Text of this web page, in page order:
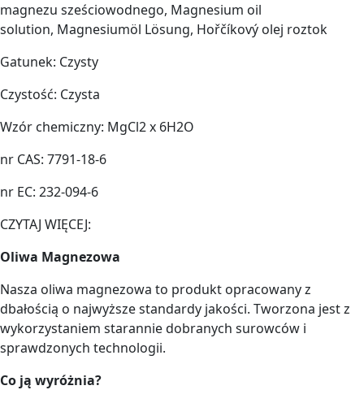
magnezu sześciowodnego, Magnesium oil
solution, Magnesiumöl Lösung, Hořčíkový olej roztok
Gatunek: Czysty
Czystość: Czysta
Wzór chemiczny: MgCl2 x 6H2O
nr CAS: 7791-18-6
nr EC: 232-094-6
CZYTAJ WIĘCEJ:
Oliwa Magnezowa
Nasza oliwa magnezowa to produkt opracowany z
dbałością o najwyższe standardy jakości. Tworzona jest z
wykorzystaniem starannie dobranych surowców i
sprawdzonych technologii.
Co ją wyróżnia?